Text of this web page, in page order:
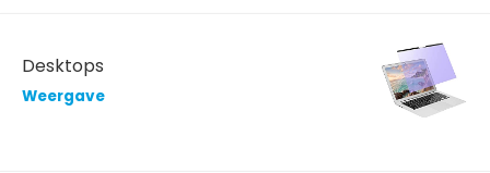
Desktops
Weergave